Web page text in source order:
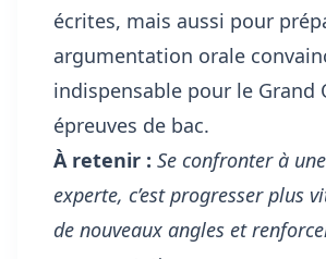
écrites, mais aussi pour
argumentation orale
indispensable pour le Grand
épreuves de bac.
À retenir : Se confronter à
experte, c’est progresser plus
de nouveaux angles et